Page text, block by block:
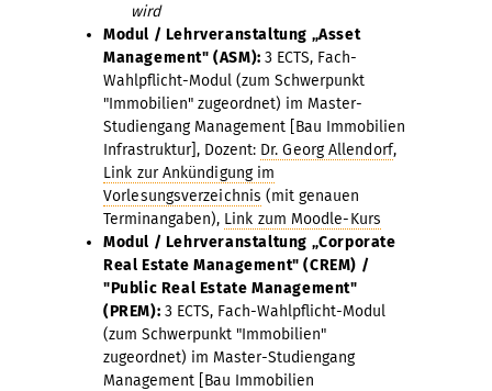
wird
Modul / Lehrveranstaltung „Asset
Management" (ASM):3 ECTS, Fach-
Wahlpflicht-Modul (zum Schwerpunkt
"Immobilien" zugeordnet) im Master-
Studiengang Management [Bau Immobilien
Infrastruktur], Dozent: Dr. Georg Allendorf,
Link zur Ankündigung im
Vorlesungsverzeichnis (mit genauen
Terminangaben), Link zum Moodle-Kurs
Modul / Lehrveranstaltung „Corporate
Real Estate Management" (CREM) /
"Public Real Estate Management"
(PREM): 3 ECTS, Fach-Wahlpflicht-Modul
(zum Schwerpunkt "Immobilien"
zugeordnet) im Master-Studiengang
Management [Bau Immobilien